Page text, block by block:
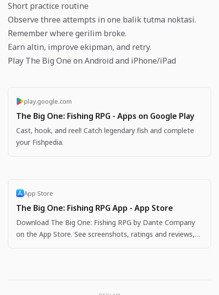
Short practice routine
Observe three attempts in one balik tutma noktasi.
Remember where gerilim broke.
Earn altin, improve ekipman, and retry.
Play The Big One on Android and iPhone/iPad
play.google.com
The Big One: Fishing RPG - Apps on Google Play
Cast, hook, and reel! Catch legendary fish and complete
your Fishpedia.
App Store
The Big One: Fishing RPG App - App Store
Download The Big One: Fishing RPG by Dante Company
on the App Store. See screenshots, ratings and reviews,